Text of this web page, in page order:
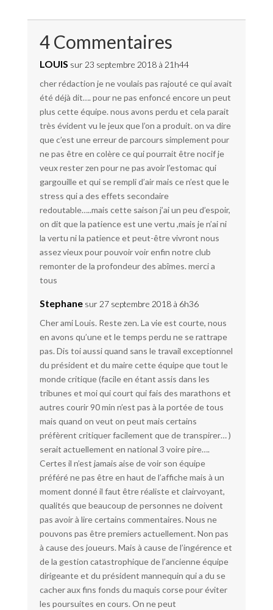
4 Commentaires
LOUIS sur 23 septembre 2018 à 21h44
cher rédaction je ne voulais pas rajouté ce qui avait
été déjà dit…. pour ne pas enfoncé encore un peut
plus cette équipe. nous avons perdu et cela parait
très évident vu le jeux que l’on a produit. on va dire
que c’est une erreur de parcours simplement pour
ne pas être en colère ce qui pourrait être nocif je
veux rester zen pour ne pas avoir l’estomac qui
gargouille et qui se rempli d’air mais ce n’est que le
stress qui a des effets secondaire
redoutable…..mais cette saison j’ai un peu d’espoir,
on dit que la patience est une vertu ,mais je n’ai ni
la vertu ni la patience et peut-être vivront nous
assez vieux pour pouvoir voir enfin notre club
remonter de la profondeur des abîmes. merci a
tous
Stephane sur 27 septembre 2018 à 6h36
Cher ami Louis. Reste zen. La vie est courte, nous
en avons qu’une et le temps perdu ne se rattrape
pas. Dis toi aussi quand sans le travail exceptionnel
du président et du maire cette équipe que tout le
monde critique (facile en étant assis dans les
tribunes et moi qui court qui fais des marathons et
autres courir 90 min n’est pas à la portée de tous
mais quand on veut on peut mais certains
préfèrent critiquer facilement que de transpirer… )
serait actuellement en national 3 voire pire….
Certes il n’est jamais aise de voir son équipe
préféré ne pas être en haut de l’affiche mais à un
moment donné il faut être réaliste et clairvoyant,
qualités que beaucoup de personnes ne doivent
pas avoir à lire certains commentaires. Nous ne
pouvons pas être premiers actuellement. Non pas
à cause des joueurs. Mais à cause de l’ingérence et
de la gestion catastrophique de l’ancienne équipe
dirigeante et du président mannequin qui a du se
cacher aux fins fonds du maquis corse pour éviter
les poursuites en cours. On ne peut